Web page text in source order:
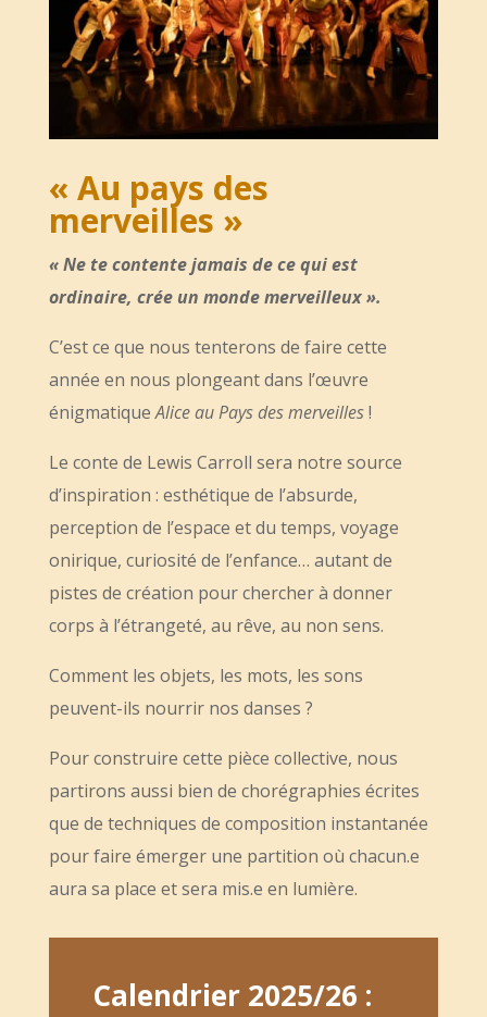
« Au pays des
merveilles »
« Ne te contente jamais de ce qui est
ordinaire, crée un monde merveilleux ».
C’est ce que nous tenterons de faire cette
année en nous plongeant dans l’œuvre
énigmatiqueAlice au Pays des merveilles!
Le conte de Lewis Carroll sera notre source
d’inspiration : esthétique de l’absurde,
perception de l’espace et du temps, voyage
onirique, curiosité de l’enfance… autant de
pistes de création pour chercher à donner
corps à l’étrangeté, au rêve, au non sens.
Comment les objets, les mots, les sons
peuvent-ils nourrir nos danses ?
Pour construire cette pièce collective, nous
partirons aussi bien de chorégraphies écrites
que de techniques de composition instantanée
pour faire émerger une partition où chacun.e
aura sa place et sera mis.e en lumière.
Calendrier 2025/26 :